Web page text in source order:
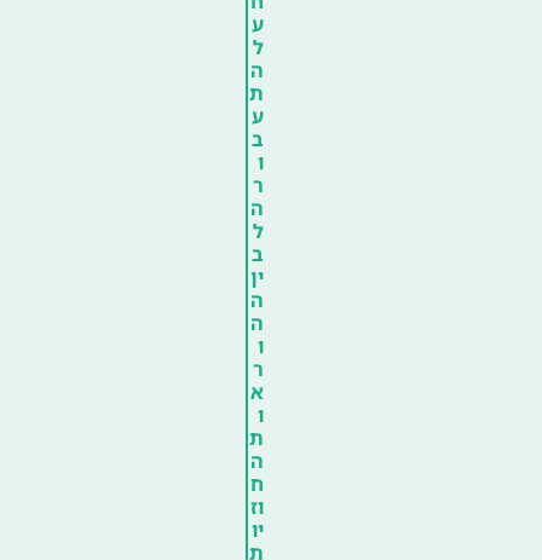
ע
ל
ה
ת
ע
ב
ו
ר
ה
ל
ב
ין
ה
ה
ו
ר
א
ו
ת
ה
ח
וז
יו
ת